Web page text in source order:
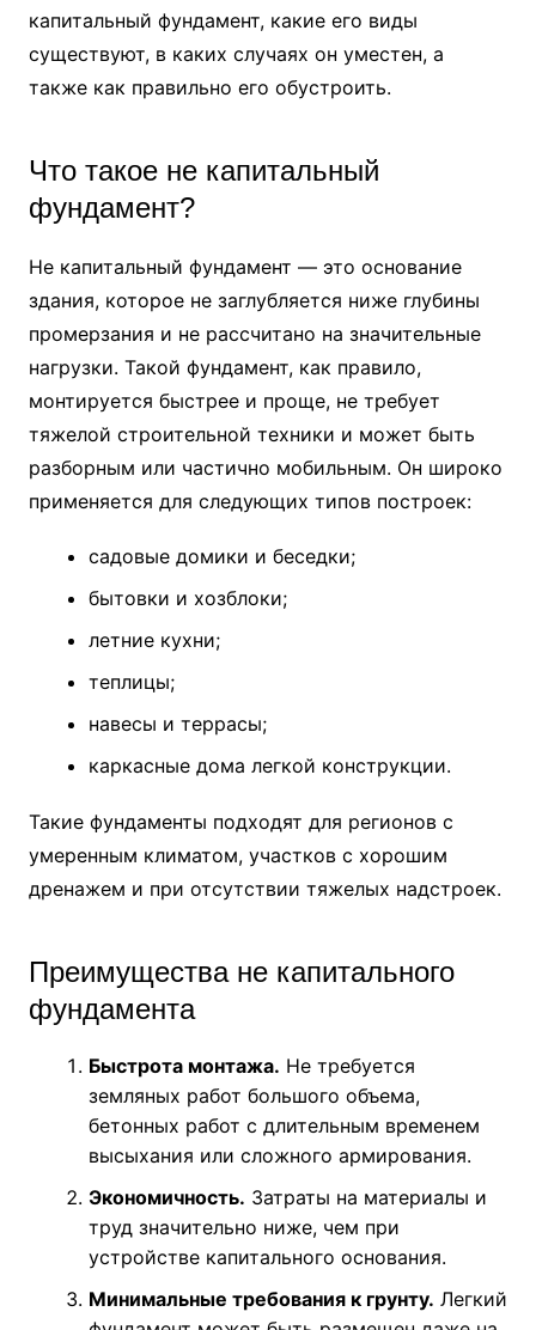
капитальный фундамент, какие его виды
существуют, в каких случаях он уместен, а
также как правильно его обустроить.
Что такое не капитальный
фундамент?
Не капитальный фундамент — это основание
здания, которое не заглубляется ниже глубины
промерзания и не рассчитано на значительные
нагрузки. Такой фундамент, как правило,
монтируется быстрее и проще, не требует
тяжелой строительной техники и может быть
разборным или частично мобильным. Он широко
применяется для следующих типов построек:
садовые домики и беседки;
бытовки и хозблоки;
летние кухни;
теплицы;
навесы и террасы;
каркасные дома легкой конструкции.
Такие фундаменты подходят для регионов с
умеренным климатом, участков с хорошим
дренажем и при отсутствии тяжелых надстроек.
Преимущества не капитального
фундамента
Быстрота монтажа. Не требуется
земляных работ большого объема,
бетонных работ с длительным временем
высыхания или сложного армирования.
Экономичность. Затраты на материалы и
труд значительно ниже, чем при
устройстве капитального основания.
Минимальные требования к грунту. Легкий